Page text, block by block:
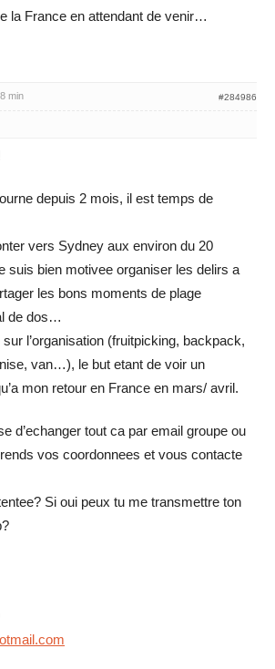
la France en attendant de venir…
min #284986
depuis 2 mois, il est temps de
vers Sydney aux environ du 20
suis bien motivee organiser les delirs a
les bons moments de plage
de dos…
l’organisation (fruitpicking, backpack,
van…), le but etant de voir un
mon retour en France en mars/ avril.
d’echanger tout ca par email groupe ou
vos coordonnees et vous contacte
Si oui peux tu me transmettre ton